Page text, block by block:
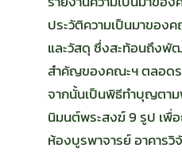
ประวัติความเป็นมาขอ
และวัสดุ ซึ่งสะท้อนถึงพั
สำคัญของคณะฯ ตลอดร
จากนั้นเป็นพิธีทำบุญตา
นิมนต์พระสงฆ์ 9 รูป เพื่
ห้องบูรพาจารย์ อาคารวิ